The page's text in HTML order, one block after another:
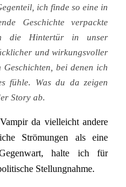
ich finde so eine in
Geschichte verpackte
die Hintertür in unser
und wirkungsvoller
bei denen ich
fühle. Was du da zeigen
Story ab.
da vielleicht andere
Strömungen als eine
halte ich für
Stellungnahme.